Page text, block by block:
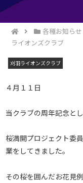
各種お知らせ
ライオンズクラブ
刈羽ライオンズクラブ
４月１１日
当クラブの周年記念と
桜満開プロジェクト委
業をしてきました。
その桜を囲んだお花見